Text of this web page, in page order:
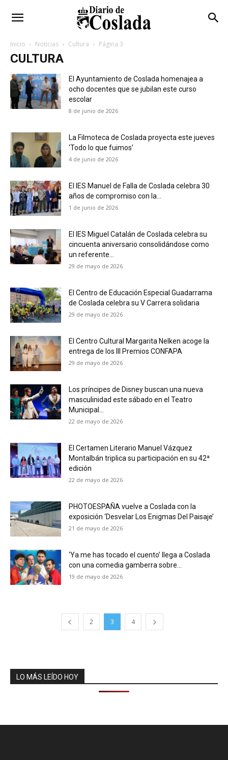
Inicio Noticias Cultura Página 3
CULTURA
El Ayuntamiento de Coslada homenajea a
ocho docentes que se jubilan este curso
escolar
8 de junio de 2026
La Filmoteca de Coslada proyecta este jueves
‘Todo lo que fuimos’
4 de junio de 2026
El IES Manuel de Falla de Coslada celebra 30
años de compromiso con la...
1 de junio de 2026
El IES Miguel Catalán de Coslada celebra su
cincuenta aniversario consolidándose como
un referente...
29 de mayo de 2026
El Centro de Educación Especial Guadarrama
de Coslada celebra su V Carrera solidaria
29 de mayo de 2026
El Centro Cultural Margarita Nelken acoge la
entrega de los III Premios CONFAPA
29 de mayo de 2026
Los príncipes de Disney buscan una nueva
masculinidad este sábado en el Teatro
Municipal...
22 de mayo de 2026
El Certamen Literario Manuel Vázquez
Montalbán triplica su participación en su 42ª
edición
22 de mayo de 2026
PHOTOESPAÑA vuelve a Coslada con la
exposición ‘Desvelar Los Enigmas Del Paisaje’
21 de mayo de 2026
‘Ya me has tocado el cuento’ llega a Coslada
con una comedia gamberra sobre...
19 de mayo de 2026
2 3 4
LO MÁS LEÍDO HOY